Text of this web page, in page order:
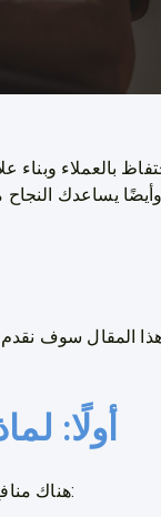
بالعملاء
يساعدك
المقال سوف
أولًا:
هناك منافع عدة تعود عليك من الاحتفاظ بعملائك لفترة طويلة، من هذه المنافع على سبيل المثال لا الحصر: